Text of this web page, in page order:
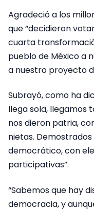
Agradeció a los
que “decidieron
cuarta
pueblo de México a
a nuestro proyecto
Subrayó, como ha
llega sola, llegamos
nos dieron patria,
nietas.
democrático, con
participativas”.
“Sabemos que hay
democracia, y